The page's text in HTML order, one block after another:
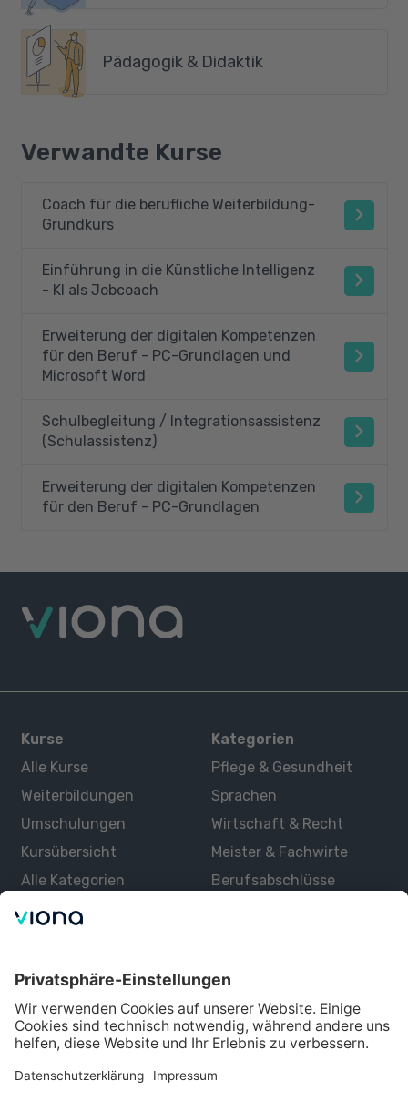
Pädagogik & Didaktik
Verwandte Kurse
Coach für die berufliche Weiterbildung-
Grundkurs
Einführung in die Künstliche Intelligenz
- KI als Jobcoach
Erweiterung der digitalen Kompetenzen
für den Beruf - PC-Grundlagen und
Microsoft Word
Schulbegleitung / Integrationsassistenz
(Schulassistenz)
Erweiterung der digitalen Kompetenzen
für den Beruf - PC-Grundlagen
Kurse
Alle Kurse
Weiterbildungen
Umschulungen
Kursübersicht
Alle Kategorien
Kategorien
Pflege & Gesundheit
Sprachen
Wirtschaft & Recht
Meister & Fachwirte
Berufsabschlüsse
Über uns
Lernen mit Viona
Alle Partner
Partner werden